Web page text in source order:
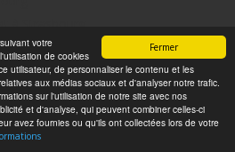
Fermer
votre
de cookies
utilisateur, de personnaliser le contenu et les
aux médias sociaux et d'analyser notre trafic.
sur l'utilisation de notre site avec nos
et d'analyse, qui peuvent combiner celles-ci
avez fournies ou qu'ils ont collectées lors de votre
à Strasbourg
Strasbourg
Strasbourg
à Strasbourg